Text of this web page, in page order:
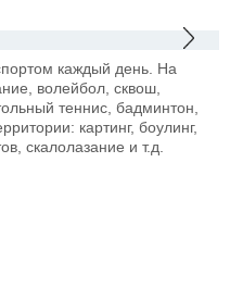
каждый день. На
волейбол, сквош,
теннис, бадминтон,
картинг, боулинг,
скалолазание и т.д.